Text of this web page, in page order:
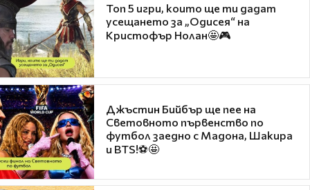
Топ 5 игри, които ще ти дадат
усещането за „Одисея“ на
Кристофър Нолан🤩🎮
Джъстин Бийбър ще пее на
Световното първенство по
футбол заедно с Мадона, Шакира
и BTS!⚽🤩